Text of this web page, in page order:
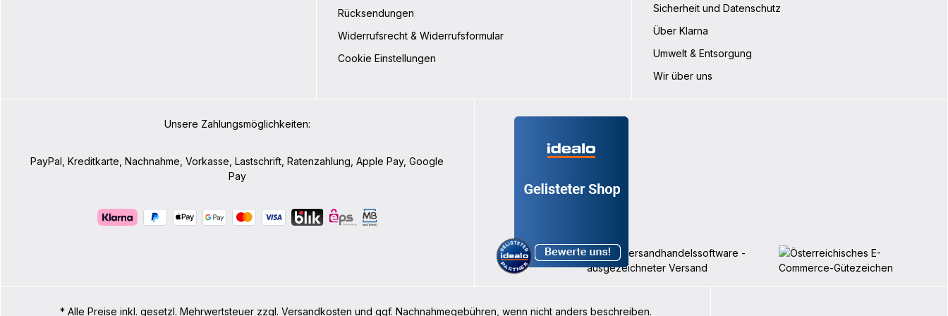
Rücksendungen
Widerrufsrecht & Widerrufsformular
Cookie Einstellungen
Sicherheit und Datenschutz
Über Klarna
Umwelt & Entsorgung
Wir über uns
Unsere Zahlungsmöglichkeiten:
PayPal, Kreditkarte, Nachnahme, Vorkasse, Lastschrift, Ratenzahlung, Apple Pay, Google
Pay
* Alle Preise inkl. gesetzl. Mehrwertsteuer zzgl. Versandkosten und ggf. Nachnahmegebühren, wenn nicht anders beschreiben.